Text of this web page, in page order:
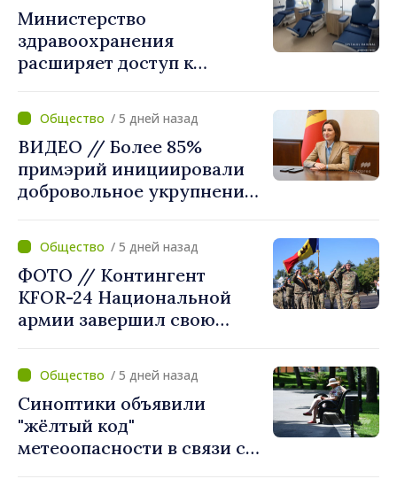
Министерство
здравоохранения
расширяет доступ к
Новоаненской и Сорокской
районных больницах
/ 5 дней назад
ВИДЕО // Более 85%
примэрий инициировали
добровольное укрупнение.
приветствует смелые
решения местных властей:
«Вы поставили интересы
людей на первое место»
/ 5 дней назад
ФОТО // Контингент
KFOR-24 Национальной
армии завершил свою
/ 5 дней назад
Синоптики объявили
"жёлтый код"
метеоопасности в связи с